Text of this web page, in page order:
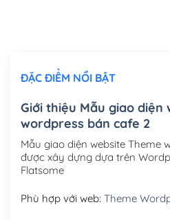
Mua thêm Host + Tên miền
Tên miền quốc tế .com
Tên miền Việt Nam .vn (1
Hosting 2GB SSD (1 năm)
Hosting 5GB SSD (1 năm)
ĐẶC ĐIỂM NỔI BẬT
Giới thiệu Mẫu giao diện
wordpress bán cafe 2
Mẫu giao diện website Theme
được xây dựng dựa trên
Flatsome
Phù hợp với web: Theme